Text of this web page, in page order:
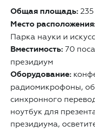
Общая площадь:
Место
Парка науки и
Вместимость: 70
президиум
Оборудование:
радиомикрофоны,
синхронного
ноутбук для
президиума,